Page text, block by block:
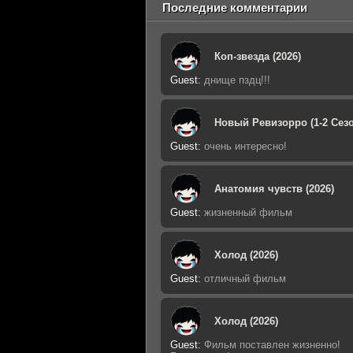
Последние комментарии
Коп-звезда (2026)
Guest: днище пздц!!!
Новый Ревизорро (1-2
Guest: очень интересно!
Анатомия чувств (2026)
Guest: жизненный фильм
Холод (2026)
Guest: отличный фильм
Холод (2026)
Guest: Фильм поставлен жизненно!